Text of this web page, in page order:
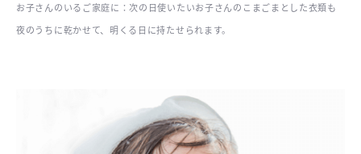
お子さんのいるご家庭に：次の日使いたいお子さんのこまごまとした衣類も
夜のうちに乾かせて、明くる日に持たせられます。